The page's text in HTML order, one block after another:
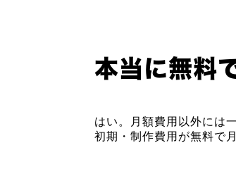
本当に無料
はい。月額費用以外には
初期・制作費用が無料で